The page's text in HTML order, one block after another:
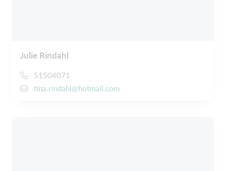
Julie Rindahl
51504071
tina.rindahl@hotmail.com